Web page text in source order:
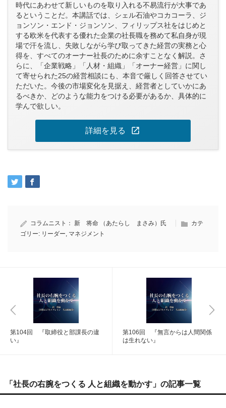
時代にあわせて新しいものを取り入れる不易流行が大事であ
るということだ。本講話では、シェル石油やコカコーラ、ジ
ョンソン・エンド・ジョンソン、フィリップス社をはじめと
する欧米を代表する優れた企業の社長職を務めて私自身が現
場で汗を流し、失敗しながら学び取ってきた経営の実務と心
得を、すべてのオーナー社長のために余すことなく解説。さ
らに、「企業戦略」「人材・組織」「オーナー経営」に関し
て寄せられた25の経営相談にも、本音で厳しく回答させてい
ただいた。今後の市場変化を見据え、経営者としていかにあ
るべきか、どのような能力をつける必要があるか、具体的に
学んで欲しい。
詳細を見る open_in_new
コラムニスト： 新 将命 （あたらし まさみ）氏
カテ
ゴリー: リーダー, マネジメント
第104回 『取締役と部課長の違
い』
第106回 『無言からは人間関係
は生れない』
「社長の右腕をつくる 人と組織を動かす」の記事一覧